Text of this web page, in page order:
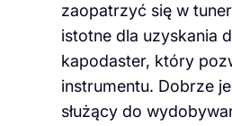
zaopatrzyć się w
istotne dla uzyskania
kapodaster, który
instrumentu. Dobrze
służący do